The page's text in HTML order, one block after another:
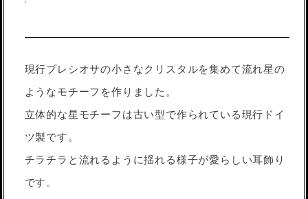
現行プレシオサの小さなクリスタルを集めて流れ星の
ようなモチーフを作りました。
立体的な星モチーフは古い型で作られている現行ドイ
ツ製です。
チラチラと流れるように揺れる様子が愛らしい耳飾り
です。